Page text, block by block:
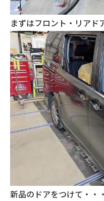
まずはフロント・リアド
新品のドアをつけて・・・